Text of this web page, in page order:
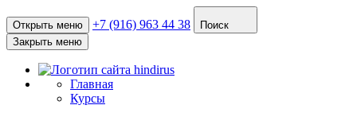
Открыть меню +7 (916) 963 44 38
Поиск
Закрыть меню
Главная
Курсы